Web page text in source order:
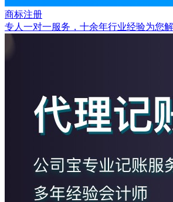
商标注册
专人一对一服务，十余年行业经验为您